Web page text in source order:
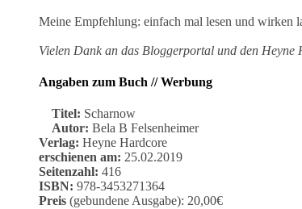
Meine Empfehlung: einfach mal lesen und wirken
Vielen Dank an das Bloggerportal und den Heyne
Angaben zum Buch // Werbung
Titel: Scharnow
Autor: Bela B Felsenheimer
Verlag: Heyne Hardcore
erschienen am: 25.02.2019
Seitenzahl: 416
ISBN: 978-3453271364
Preis (gebundene Ausgabe): 20,00€